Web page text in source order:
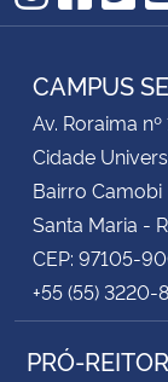
CAMPUS
Av. Roraima
Cidade
Bairro Camobi
Santa Maria -
CEP: 97105-
+55 (55)
PRÓ-